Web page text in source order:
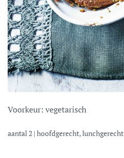
Voorkeur: vegetarisch
aantal 2 | hoofdgerecht, lunchgerecht